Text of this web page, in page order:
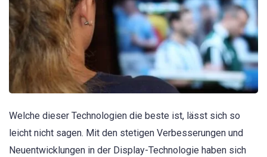
Welche dieser Technologien die beste ist, lässt sich so
leicht nicht sagen. Mit den stetigen Verbesserungen und
Neuentwicklungen in der Display-Technologie haben sich